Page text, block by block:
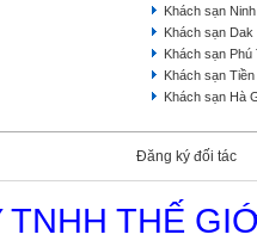
Khách sạn
Khách sạn Dak
Khách sạn Phú
Khách sạn
Khách sạn Hà
Đăng ký đối tác
TNHH THẾ